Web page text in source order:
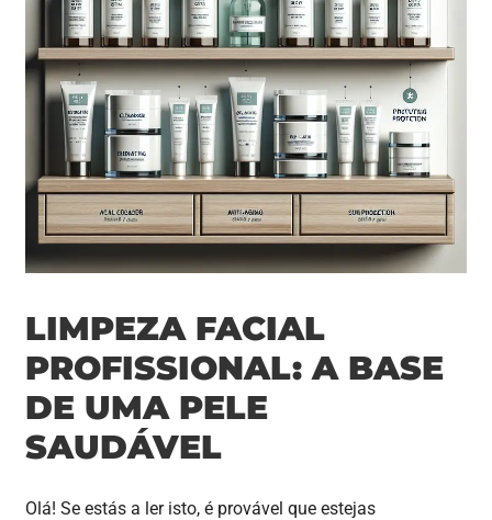
LIMPEZA FACIAL
PROFISSIONAL: A BASE
DE UMA PELE
SAUDÁVEL
Olá! Se estás a ler isto, é provável que estejas